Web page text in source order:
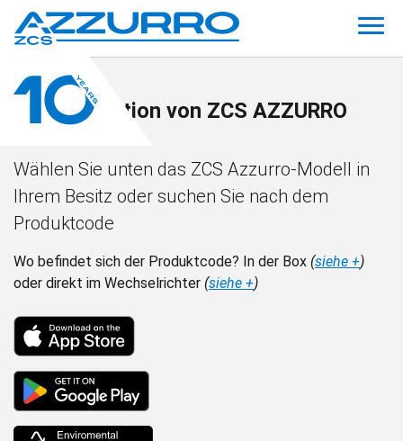
Dokumentation von ZCS AZZURRO
Wählen Sie unten das ZCS Azzurro-Modell in
Ihrem Besitz oder suchen Sie nach dem
Produktcode
Wo befindet sich der Produktcode? In der Box (siehe +)
oder direkt im Wechselrichter (siehe +)